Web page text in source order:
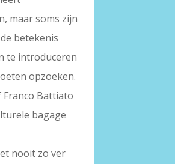
maar soms zijn
betekenis
te introduceren
opzoeken.
Franco Battiato
bagage
nooit zo ver